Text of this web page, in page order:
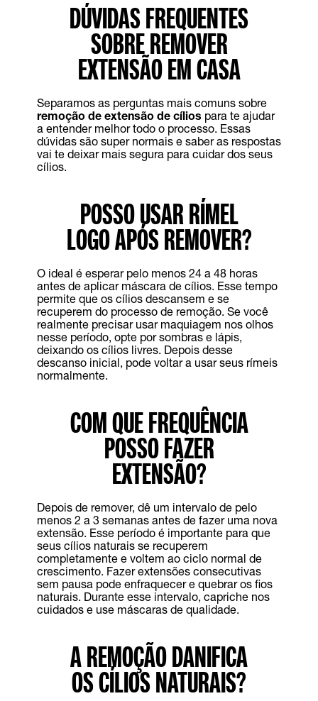
DÚVIDAS FREQUENTES
SOBRE REMOVER
EXTENSÃO EM CASA
Separamos as perguntas mais comuns sobre
remoção de extensão de cílios para te ajudar
a entender melhor todo o processo. Essas
dúvidas são super normais e saber as respostas
vai te deixar mais segura para cuidar dos seus
cílios.
POSSO USAR RÍMEL
LOGO APÓS REMOVER?
O ideal é esperar pelo menos 24 a 48 horas
antes de aplicar máscara de cílios. Esse tempo
permite que os cílios descansem e se
recuperem do processo de remoção. Se você
realmente precisar usar maquiagem nos olhos
nesse período, opte por sombras e lápis,
deixando os cílios livres. Depois desse
descanso inicial, pode voltar a usar seus rímeis
normalmente.
COM QUE FREQUÊNCIA
POSSO FAZER
EXTENSÃO?
Depois de remover, dê um intervalo de pelo
menos 2 a 3 semanas antes de fazer uma nova
extensão. Esse período é importante para que
seus cílios naturais se recuperem
completamente e voltem ao ciclo normal de
crescimento. Fazer extensões consecutivas
sem pausa pode enfraquecer e quebrar os fios
naturais. Durante esse intervalo, capriche nos
cuidados e use máscaras de qualidade.
A REMOÇÃO DANIFICA
OS CÍLIOS NATURAIS?